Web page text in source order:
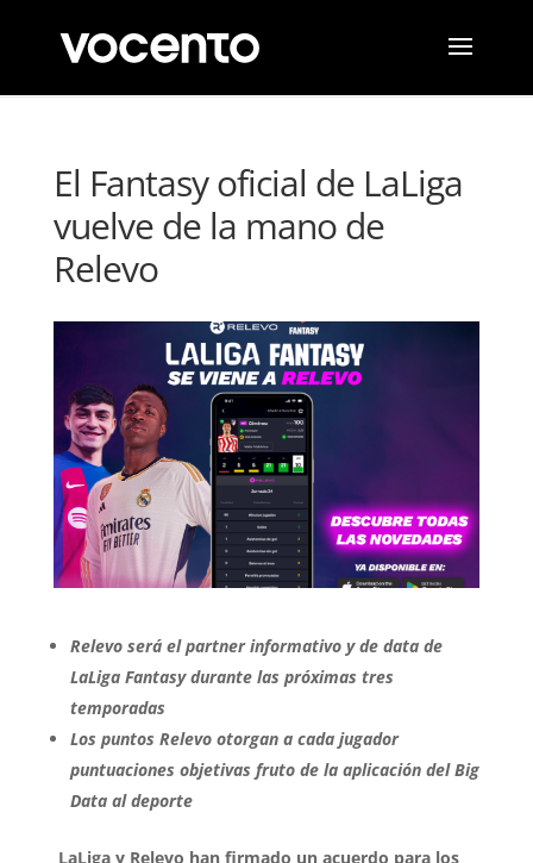
El Fantasy oficial de LaLiga
vuelve de la mano de
Relevo
Relevo será el partner informativo y de data de
LaLiga Fantasy durante las próximas tres
temporadas
Los puntos Relevo otorgan a cada jugador
puntuaciones objetivas fruto de la aplicación del Big
Data al deporte
LaLiga y Relevo han firmado un acuerdo para los